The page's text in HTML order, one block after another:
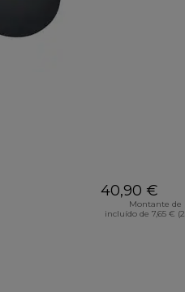
40,90 €
Montante de
incluído de 7,65 €